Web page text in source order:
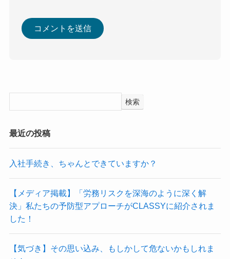
検索
最近の投稿
入社手続き、ちゃんとできていますか？
【メディア掲載】「労務リスクを深海のように深く解
決」私たちの予防型アプローチがCLASSYに紹介されま
した！
【気づき】その思い込み、もしかして危ないかもしれま